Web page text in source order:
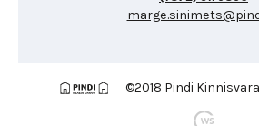
©2018 Pindi